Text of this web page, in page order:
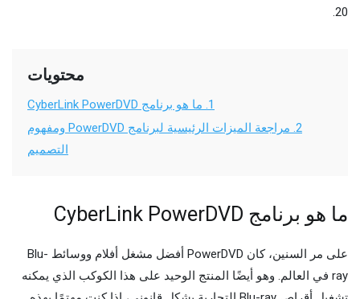
20.
محتويات
1. ما هو برنامج CyberLink PowerDVD
2.
مراجعة الميزات الرئيسية لبرنامج PowerDVD ومفهوم
التصميم
ما هو برنامج CyberLink PowerDVD
على مر السنين، كان PowerDVD أفضل مشغل أفلام ووسائط Blu-
ray في العالم. وهو أيضًا المنتج الوحيد على هذا الكوكب الذي يمكنه